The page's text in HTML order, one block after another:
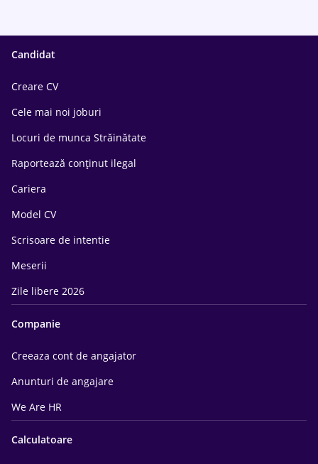
Candidat
Creare CV
Cele mai noi joburi
Locuri de munca Străinătate
Raportează conținut ilegal
Cariera
Model CV
Scrisoare de intentie
Meserii
Zile libere 2026
Companie
Creeaza cont de angajator
Anunturi de angajare
We Are HR
Calculatoare